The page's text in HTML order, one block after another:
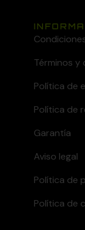
Términos y
Política de
Política de
Garantía
Aviso legal
Política de
Política de